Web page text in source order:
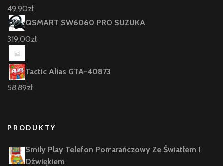
49,90zł
QSMART SW6060 PRO SUZUKA
319,00zł
Tactic Alias GTA-40873
58,89zł
PRODUKTY
Smily Play Telefon Pomarańczowy Ze Światłem I
Dźwiękiem